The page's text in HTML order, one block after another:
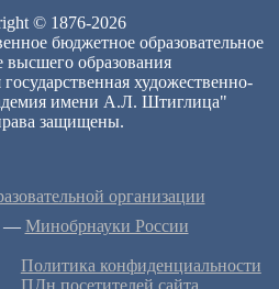
© 1876-2026
бюджетное образовательное
высшего образования
художественно-
имени А.Л. Штиглица"
защищены.
организации
— Минобрнауки России
Политика конфиденциальности